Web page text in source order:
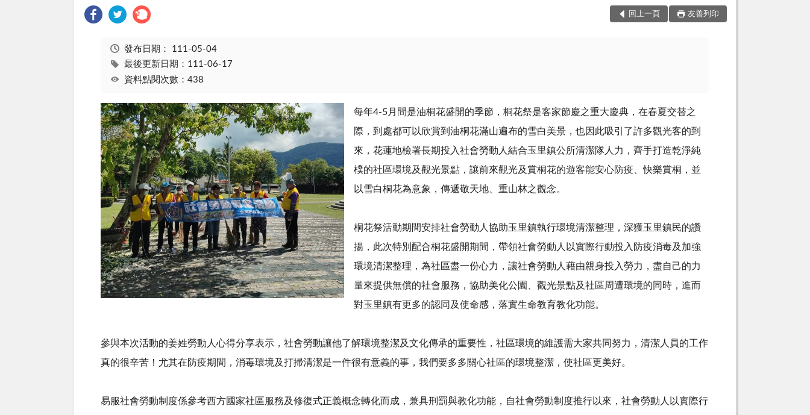
回上一頁 友善列印
發布日期： 111-05-04
最後更新日期：111-06-17
資料點閱次數：438
每年4-5月間是油桐花盛開的季節，桐花祭是客家節慶之重大慶典，在春夏交替之
際，到處都可以欣賞到油桐花滿山遍布的雪白美景，也因此吸引了許多觀光客的到
來，花蓮地檢署長期投入社會勞動人結合玉里鎮公所清潔隊人力，齊手打造乾淨純
樸的社區環境及觀光景點，讓前來觀光及賞桐花的遊客能安心防疫、快樂賞桐，並
以雪白桐花為意象，傳遞敬天地、重山林之觀念。
桐花祭活動期間安排社會勞動人協助玉里鎮執行環境清潔整理，深獲玉里鎮民的讚
揚，此次特別配合桐花盛開期間，帶領社會勞動人以實際行動投入防疫消毒及加強
環境清潔整理，為社區盡一份心力，讓社會勞動人藉由親身投入勞力，盡自己的力
量來提供無償的社會服務，協助美化公園、觀光景點及社區周遭環境的同時，進而
對玉里鎮有更多的認同及使命感，落實生命教育教化功能。
參與本次活動的姜姓勞動人心得分享表示，社會勞動讓他了解環境整潔及文化傳承的重要性，社區環境的維護需大家共同努力，清潔人員的工作
真的很辛苦！尤其在防疫期間，消毒環境及打掃清潔是一件很有意義的事，我們要多多關心社區的環境整潔，使社區更美好。
易服社會勞動制度係參考西方國家社區服務及修復式正義概念轉化而成，兼具刑罰與教化功能，自社會勞動制度推行以來，社會勞動人以實際行